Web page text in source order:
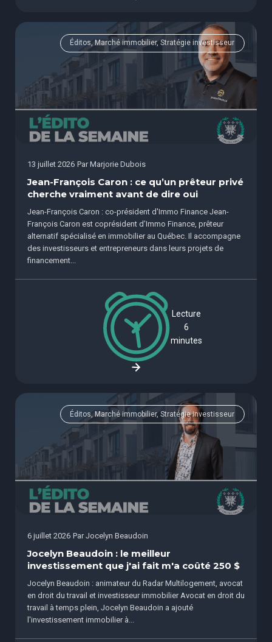
Éditos, Marché immobilier, Stratégie investisseur
13 juillet 2026 Par Marjorie Dubois
Jean-François Caron : ce qu’un prêteur privé
cherche vraiment avant de dire oui
Jean-François Caron : co-président d'Immo Finance Jean-
François Caron est coprésident d’Immo Finance, prêteur
alternatif spécialisé en immobilier au Québec. Il accompagne
des investisseurs et entrepreneurs dans leurs projets de
financement...
Lecture
6
minutes
Éditos, Marché immobilier, Stratégie investisseur
6 juillet 2026 Par Jocelyn Beaudoin
Jocelyn Beaudoin : le meilleur
investissement que j'ai fait m'a coûté 250 $
Jocelyn Beaudoin : animateur du Radar Multilogement, avocat
en droit du travail et investisseur immobilier Avocat en droit du
travail à temps plein, Jocelyn Beaudoin a ajouté
l'investissement immobilier à...